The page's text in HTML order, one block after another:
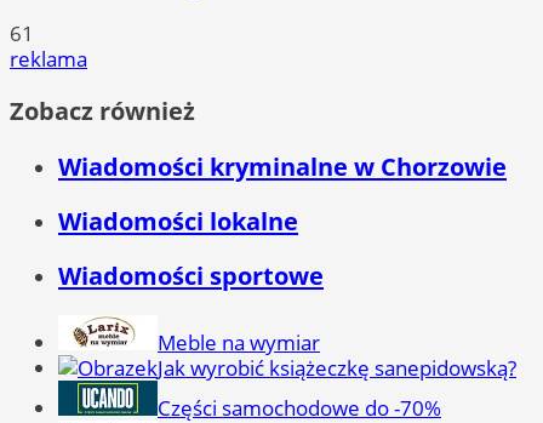
61
reklama
Zobacz również
Wiadomości kryminalne w Chorzowie
Wiadomości lokalne
Wiadomości sportowe
Meble na wymiar
Jak wyrobić książeczkę sanepidowską?
Części samochodowe do -70%